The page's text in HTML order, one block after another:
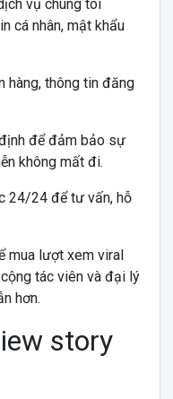
vụ chúng tôi
cá nhân, mật khẩu
hàng, thông tin đăng
để đảm bảo sự
không mất đi.
24/24 để tư vấn, hỗ
mua lượt xem viral
tác viên và đại lý
hơn.
story